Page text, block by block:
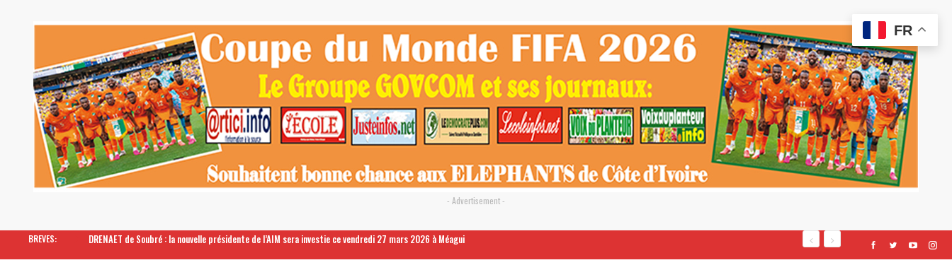
- Advertisement -
BREVES: DRENAET de Soubré : la nouvelle présidente de l’AIM sera investie ce vendredi 27 mars 2026 à Méagui
FR